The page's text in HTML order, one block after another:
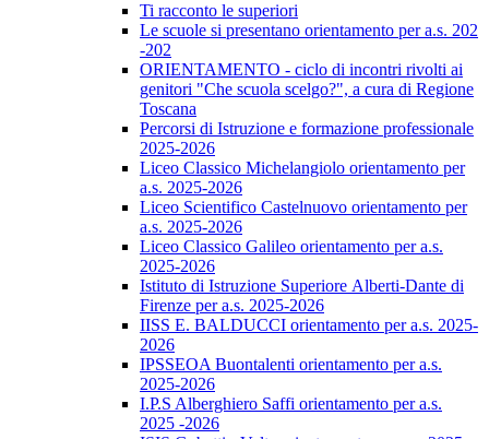
Ti racconto le superiori
Le scuole si presentano orientamento per a.s. 202
-202
ORIENTAMENTO - ciclo di incontri rivolti ai
genitori "Che scuola scelgo?", a cura di Regione
Toscana
Percorsi di Istruzione e formazione professionale
2025-2026
Liceo Classico Michelangiolo orientamento per
a.s. 2025-2026
Liceo Scientifico Castelnuovo orientamento per
a.s. 2025-2026
Liceo Classico Galileo orientamento per a.s.
2025-2026
Istituto di Istruzione Superiore Alberti-Dante di
Firenze per a.s. 2025-2026
IISS E. BALDUCCI orientamento per a.s. 2025-
2026
IPSSEOA Buontalenti orientamento per a.s.
2025-2026
I.P.S Alberghiero Saffi orientamento per a.s.
2025 -2026